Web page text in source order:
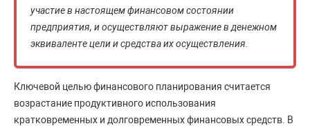
участие в настоящем финансовом состоянии
предприятия, и осуществляют выражение в денежном
эквиваленте цели и средства их осуществления.
Ключевой целью финансового планирования считается
возрастание продуктивного использования
кратковременных и долговременных финансовых средств. В